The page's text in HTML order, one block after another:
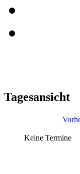
Tagesansicht
Keine Termine